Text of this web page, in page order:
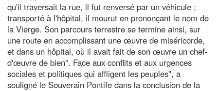
qu'il traversait la rue, il fut renversé par un véhicule ;
transporté à l'hôpital, il mourut en prononçant le nom de
la Vierge. Son parcours terrestre se termine ainsi, sur
une route en accomplissant une œuvre de miséricorde,
et dans un hôpital, où il avait fait de son œuvre un chef-
d'œuvre de bien". Face aux conflits et aux urgences
sociales et politiques qui affligent les peuples", a
souligné le Souverain Pontife dans la conclusion de la